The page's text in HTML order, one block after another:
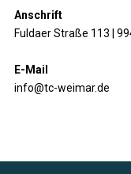
Anschrift
Fuldaer Straße 113 |
E-Mail
info@tc-weimar.de